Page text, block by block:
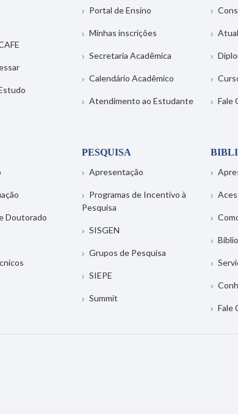
Portal de Ensino
Minhas inscrições
Secretaria Acadêmica
Calendário Acadêmico
Atendimento ao Estudante Fale
Doutorado
PESQUISA
Apresentação
Programas de Incentivo à
Pesquisa
SISGEN
Grupos de Pesquisa
SIEPE
Summit
Fale